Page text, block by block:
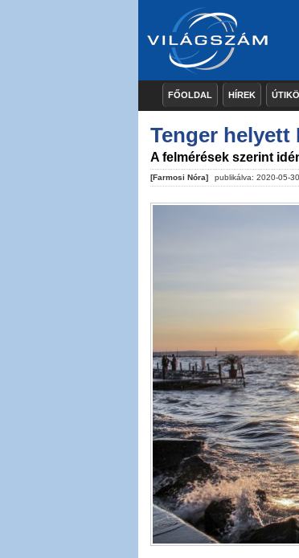
FŐOLDAL HÍREK
Tenger helyett
A felmérések szerint
[Farmosi Nóra] publikálva: 2020-05-